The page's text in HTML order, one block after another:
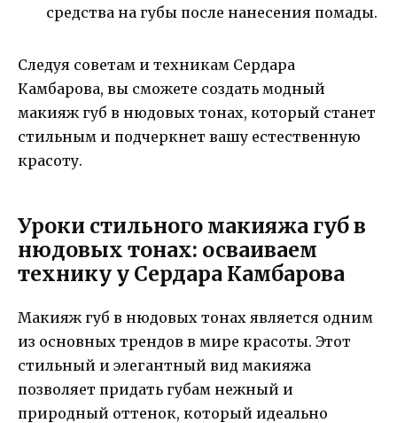
средства на губы после нанесения помады.
Следуя советам и техникам Сердара
Камбарова, вы сможете создать модный
макияж губ в нюдовых тонах, который станет
стильным и подчеркнет вашу естественную
красоту.
Уроки стильного макияжа губ в
нюдовых тонах: осваиваем
технику у Сердара Камбарова
Макияж губ в нюдовых тонах является одним
из основных трендов в мире красоты. Этот
стильный и элегантный вид макияжа
позволяет придать губам нежный и
природный оттенок, который идеально